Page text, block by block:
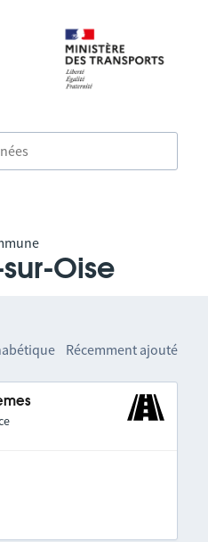
sur-Oise
Récemment ajouté